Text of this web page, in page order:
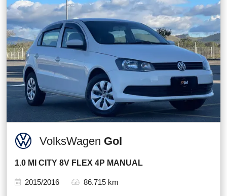
VolksWagen Gol
1.0 MI CITY 8V FLEX 4P MANUAL
2015/2016 86.715 km